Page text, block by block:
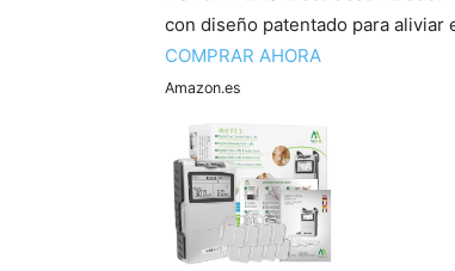
con diseño patentado para aliviar
COMPRAR AHORA
Amazon.es